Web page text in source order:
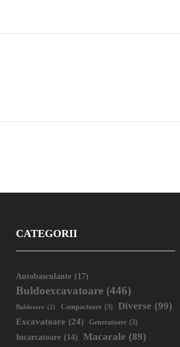
CATEGORII
Autobasculante (17)
Buldoexcavatoare (446)
Buldozere (2) Compactoare (3) Diverse (99)
Excavatoare (24) Generatoare (3)
Incarcatoare (14) Macarale (89)